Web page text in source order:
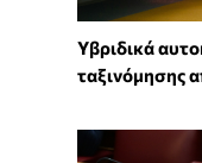
Υβριδικά
ταξινόμησης